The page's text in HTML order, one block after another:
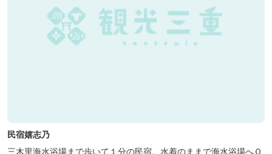
民宿嬉志乃
三木里海水浴場まで歩いて１分の民宿。水着のままで海水浴場へＯ